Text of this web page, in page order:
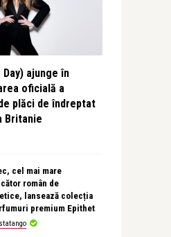
ajunge în
oficială a
plăci de îndreptat
Britanie
cel mai mare
român de
lansează colecția
premium Epithet